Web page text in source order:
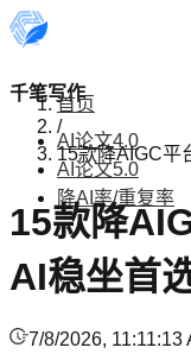
千笔写作
AI论文4.0
AI论文5.0
降AI率/重复率
首页
/
15款降AIGC平
15款降
AI稳坐首
7/8/2026, 11:11:13